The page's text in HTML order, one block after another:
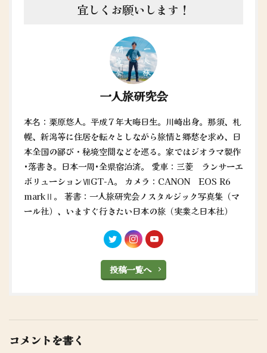
宜しくお願いします！
一人旅研究会
本名：栗原悠人。平成７年大晦日生。川崎出身。那須、札
幌、新潟等に住居を転々としながら旅情と郷愁を求め、日
本全国の鄙び・秘境空間などを巡る。家ではジオラマ製作
•落書き。日本一周•全県宿泊済。 愛車：三菱 ランサーエ
ボリューションⅦGT-A。 カメラ：CANON EOS R6
markⅡ。 著書：一人旅研究会ノスタルジック写真集（マ
ール社）、いますぐ行きたい日本の旅（実業之日本社）
投稿一覧へ
コメントを書く